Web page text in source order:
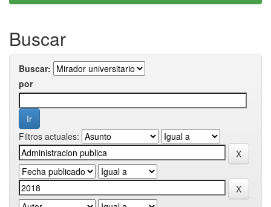
Buscar
Buscar:
por
Filtros actuales: